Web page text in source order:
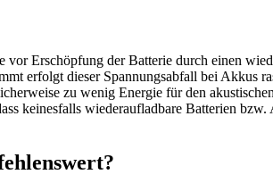
vor Erschöpfung der Batterie durch einen
erfolgt dieser Spannungsabfall bei Akkus
zu wenig Energie für den
keinesfalls wiederaufladbare Batterien